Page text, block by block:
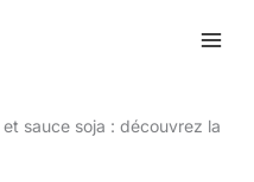
sauce soja : découvrez la